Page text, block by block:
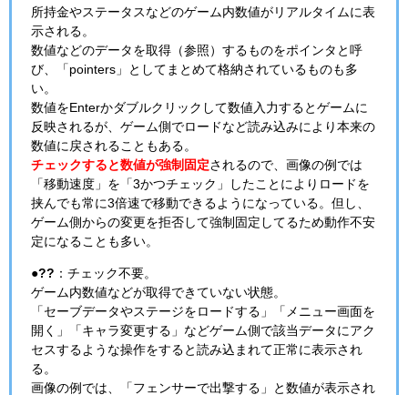
所持金やステータスなどのゲーム内数値がリアルタイムに表
示される。
数値などのデータを取得（参照）するものをポインタと呼
び、「pointers」としてまとめて格納されているものも多
い。
数値をEnterかダブルクリックして数値入力するとゲームに
反映されるが、ゲーム側でロードなど読み込みにより本来の
数値に戻されることもある。
チェックすると数値が強制固定されるので、画像の例では
「移動速度」を「3かつチェック」したことによりロードを
挟んでも常に3倍速で移動できるようになっている。但し、
ゲーム側からの変更を拒否して強制固定してるため動作不安
定になることも多い。
●?? ：チェック不要。
ゲーム内数値などが取得できていない状態。
「セーブデータやステージをロードする」「メニュー画面を
開く」「キャラ変更する」などゲーム側で該当データにアク
セスするような操作をすると読み込まれて正常に表示され
る。
画像の例では、「フェンサーで出撃する」と数値が表示され